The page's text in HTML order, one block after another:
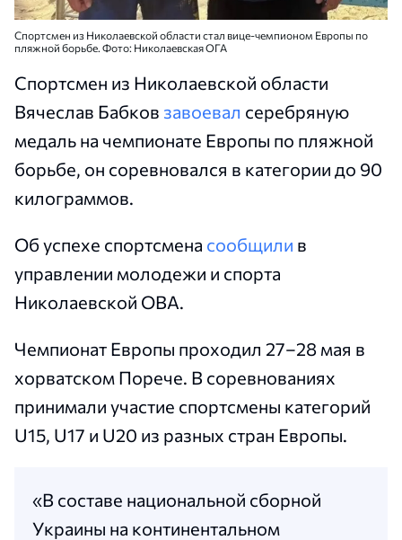
Спортсмен из Николаевской области стал вице-чемпионом Европы по
пляжной борьбе. Фото: Николаевская ОГА
Спортсмен из Николаевской области
Вячеслав Бабков завоевал серебряную
медаль на чемпионате Европы по пляжной
борьбе, он соревновался в категории до 90
килограммов.
Об успехе спортсмена сообщили в
управлении молодежи и спорта
Николаевской ОВА.
Чемпионат Европы проходил 27–28 мая в
хорватском Порече. В соревнованиях
принимали участие спортсмены категорий
U15, U17 и U20 из разных стран Европы.
«В составе национальной сборной
Украины на континентальном